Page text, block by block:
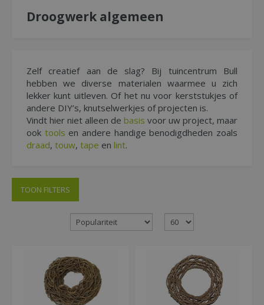
Droogwerk algemeen
Zelf creatief aan de slag? Bij tuincentrum Bull
hebben we diverse materialen waarmee u zich
lekker kunt uitleven. Of het nu voor kerststukjes of
andere DIY’s, knutselwerkjes of projecten is.
Vindt hier niet alleen de basis voor uw project, maar
ook tools en andere handige benodigdheden zoals
draad, touw, tape en lint.
TOON FILTERS